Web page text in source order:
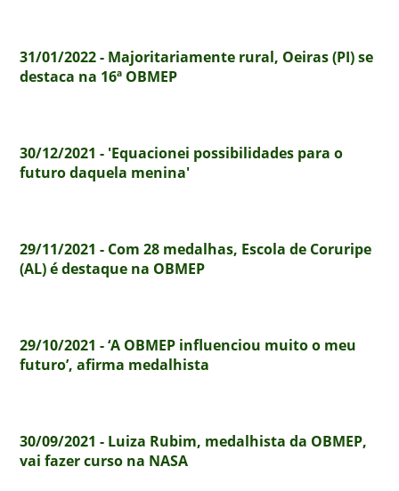
31/01/2022 - Majoritariamente rural, Oeiras (PI) se
destaca na 16ª OBMEP
30/12/2021 - 'Equacionei possibilidades para o
futuro daquela menina'
29/11/2021 - Com 28 medalhas, Escola de Coruripe
(AL) é destaque na OBMEP
29/10/2021 - ‘A OBMEP influenciou muito o meu
futuro’, afirma medalhista
30/09/2021 - Luiza Rubim, medalhista da OBMEP,
vai fazer curso na NASA